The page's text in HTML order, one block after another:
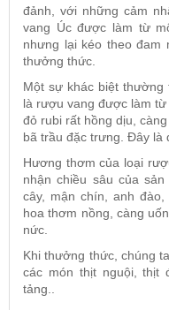
đảnh, với những cảm
vang Úc được làm từ
nhưng lại kéo theo đam
thưởng thức.
Một sự khác biệt
là rượu vang được làm
đỏ rubi rất hồng dịu,
bã trầu đặc trưng. Đây là
Hương thơm của loại
nhận chiều sâu của
cây, mận chín, anh
hoa thơm nồng, càng
nức.
Khi thưởng thức, chúng
các món thịt nguội, thịt
tảng..